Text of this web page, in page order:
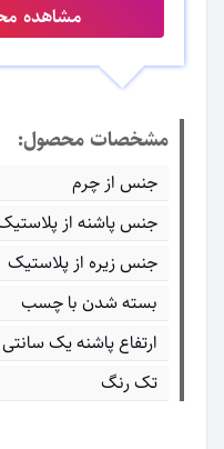
مشاهده
مشخصات محصول:
جنس از چرم
جنس پاشنه از
جنس زیره از پلاستیک
بسته شدن با چسب
ارتفاع پاشنه یک
تک رنگ